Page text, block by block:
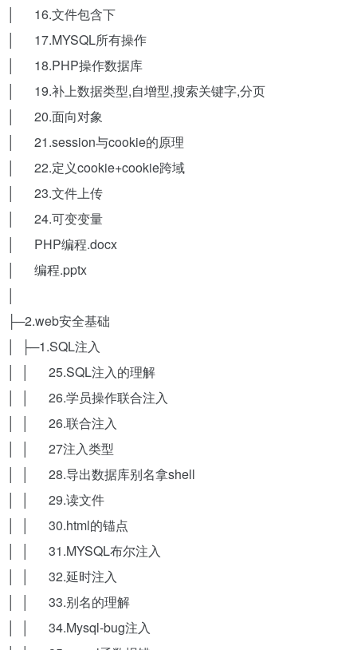
│ 16.文件包含下
│ 17.MYSQL所有操作
│ 18.PHP操作数据库
│ 19.补上数据类型,自增型,搜索关键字,分页
│ 20.面向对象
│ 21.session与cookie的原理
│ 22.定义cookie+cookie跨域
│ 23.文件上传
│ 24.可变变量
│ PHP编程.docx
│ 编程.pptx
├─2.web安全基础
│ ├─1.SQL注入
│ │ 25.SQL注入的理解
│ │ 26.学员操作联合注入
│ │ 26.联合注入
│ │ 27注入类型
│ │ 28.导出数据库别名拿shell
│ │ 29.读文件
│ │ 30.html的锚点
│ │ 31.MYSQL布尔注入
│ │ 32.延时注入
│ │ 33.别名的理解
│ │ 34.Mysql-bug注入